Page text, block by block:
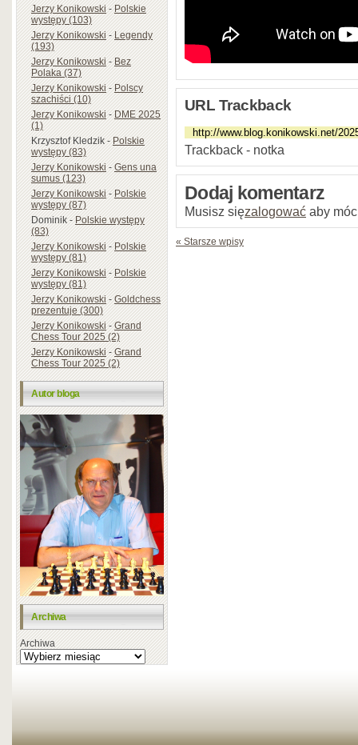
Jerzy Konikowski-Polskie
występy (103)
Jerzy Konikowski-Legendy
(193)
Jerzy Konikowski-Bez
Polaka (37)
Jerzy Konikowski-Polscy
szachiści (10)
Jerzy Konikowski-DME 2025
(1)
Krzysztof Kledzik-Polskie
występy (83)
Jerzy Konikowski-Gens una
sumus (123)
Jerzy Konikowski-Polskie
występy (87)
Dominik-Polskie występy
(83)
Jerzy Konikowski-Polskie
występy (81)
Jerzy Konikowski-Polskie
występy (81)
Jerzy Konikowski-Goldchess
prezentuje (300)
Jerzy Konikowski-Grand
Chess Tour 2025 (2)
Jerzy Konikowski-Grand
Chess Tour 2025 (2)
Autor bloga
Archiwa
Archiwa
URL Trackback
Trackback - notka
Dodaj komentarz
Musisz sięzalogować aby
« Starsze wpisy